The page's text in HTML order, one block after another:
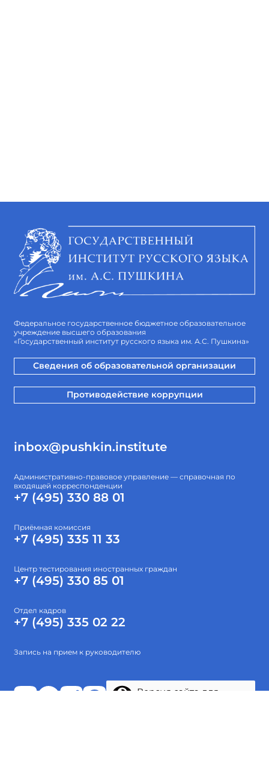
Федеральное государственное бюджетное образовательное
учреждение высшего образования
«Государственный институт русского языка им. А.С. Пушкина»
Сведения об образовательной организации
Противодействие коррупции
inbox@pushkin.institute
Административно-правовое управление — справочная по
входящей корреспонденции
+7 (495) 330 88 01
Приёмная комиссия
+7 (495) 335 11 33
Центр тестирования иностранных граждан
+7 (495) 330 85 01
Отдел кадров
+7 (495) 335 02 22
Запись на прием к руководителю
Версия сайта для